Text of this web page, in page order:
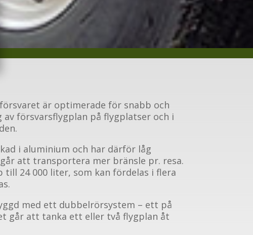
är optimerade för snabb och
av försvarsflygplan på flygplatser och i
i aluminium och har därför låg
att transportera mer bränsle pr. resa.
till 24 000 liter, som kan fördelas i flera
med ett dubbelrörsystem – ett på
går att tanka ett eller två flygplan åt